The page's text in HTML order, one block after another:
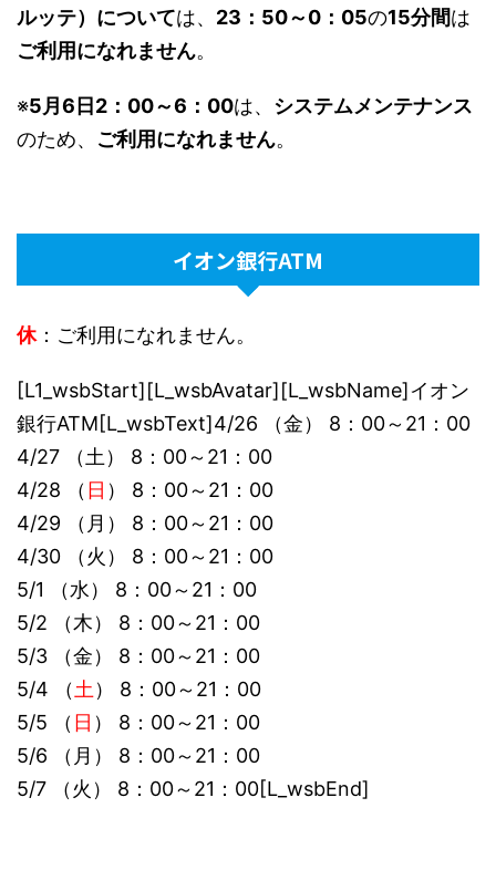
ルッテ）については、 23：50～0：05の15分間は
ご利用になれません。
※5月6日2：00～6：00は、 システムメンテナンス
のため、 ご利用になれません。
イオン銀行ATM
休：ご利用になれません。
[L1_wsbStart][L_wsbAvatar][L_wsbName]イオン
銀行ATM[L_wsbText]4/26 （金） 8：00～21：00
4/27 （土） 8：00～21：00
4/28 （ 日 ） 8：00～21：00
4/29 （月） 8：00～21：00
4/30 （火） 8：00～21：00
5/1 （水） 8：00～21：00
5/2 （木） 8：00～21：00
5/3 （金） 8：00～21：00
5/4 （ 土 ） 8：00～21：00
5/5 （ 日 ） 8：00～21：00
5/6 （月） 8：00～21：00
5/7 （火） 8：00～21：00[L_wsbEnd]